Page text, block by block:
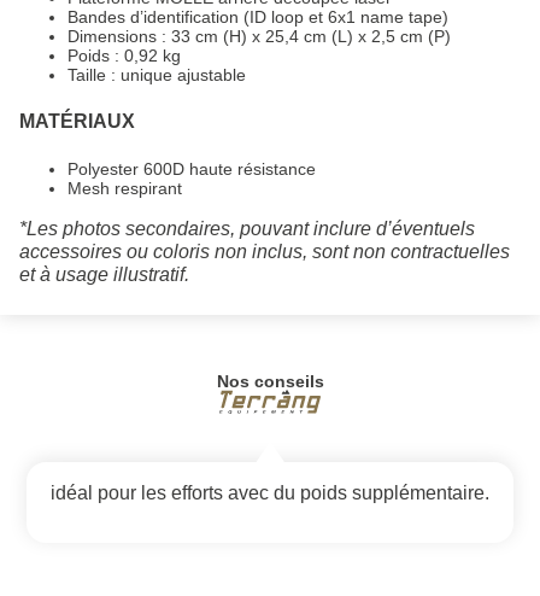
Bandes d’identification (ID loop et 6x1 name tape)
Dimensions : 33 cm (H) x 25,4 cm (L) x 2,5 cm (P)
Poids : 0,92 kg
Taille : unique ajustable
MATÉRIAUX
Polyester 600D haute résistance
Mesh respirant
*Les photos secondaires, pouvant inclure d’éventuels
accessoires ou coloris non inclus, sont non contractuelles
et à usage illustratif.
Nos conseils
idéal pour les efforts avec du poids supplémentaire.